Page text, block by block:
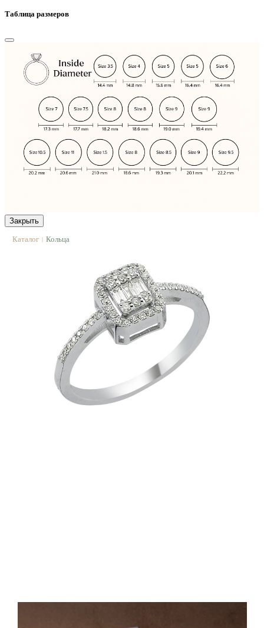
Таблица размеров
Закрыть
Каталог | Кольца